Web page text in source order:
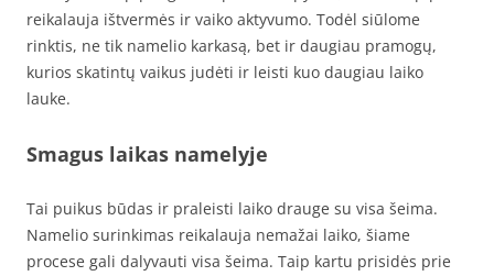
reikalauja ištvermės ir vaiko aktyvumo. Todėl siūlome
rinktis, ne tik namelio karkasą, bet ir daugiau pramogų,
kurios skatintų vaikus judėti ir leisti kuo daugiau laiko
lauke.
Smagus laikas namelyje
Tai puikus būdas ir praleisti laiko drauge su visa šeima.
Namelio surinkimas reikalauja nemažai laiko, šiame
procese gali dalyvauti visa šeima. Taip kartu prisidės prie